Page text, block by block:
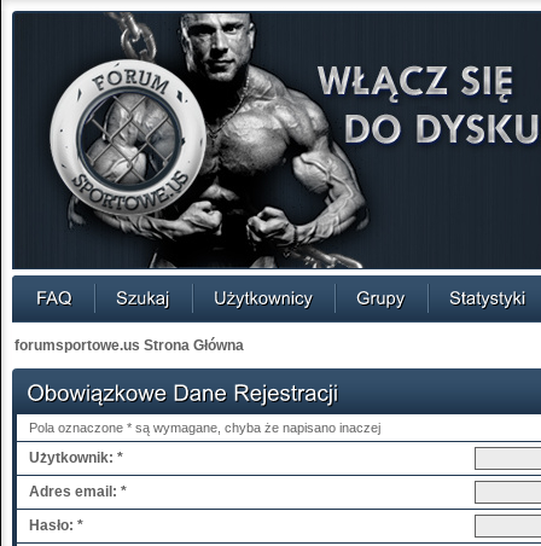
forumsportowe.us Strona Główna
Pola oznaczone * są wymagane, chyba że napisano inaczej
Użytkownik: *
Adres email: *
Hasło: *